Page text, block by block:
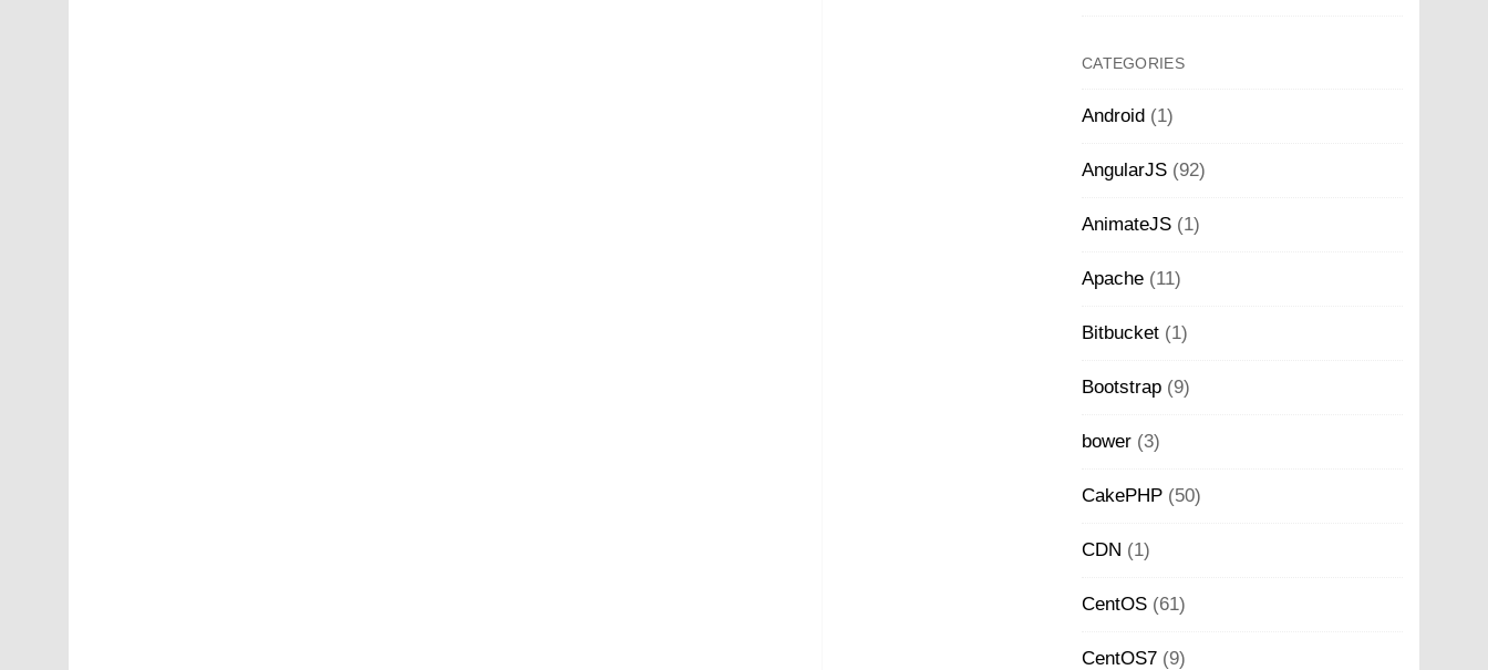
CATEGORIES
Android (1)
AngularJS (92)
AnimateJS (1)
Apache (11)
Bitbucket (1)
Bootstrap (9)
bower (3)
CakePHP (50)
CDN (1)
CentOS (61)
CentOS7 (9)